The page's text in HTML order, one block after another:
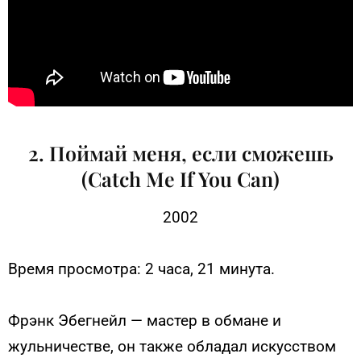
2. Поймай меня, если сможешь
(Catch Me If You Can)
2002
Время просмотра: 2 часа, 21 минута.
Фрэнк Эбегнейл — мастер в обмане и
жульничестве, он также обладал искусством